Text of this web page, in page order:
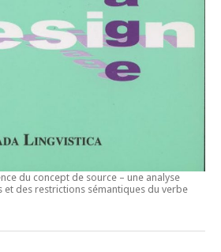
du concept de source – une analyse
et des restrictions sémantiques du verbe